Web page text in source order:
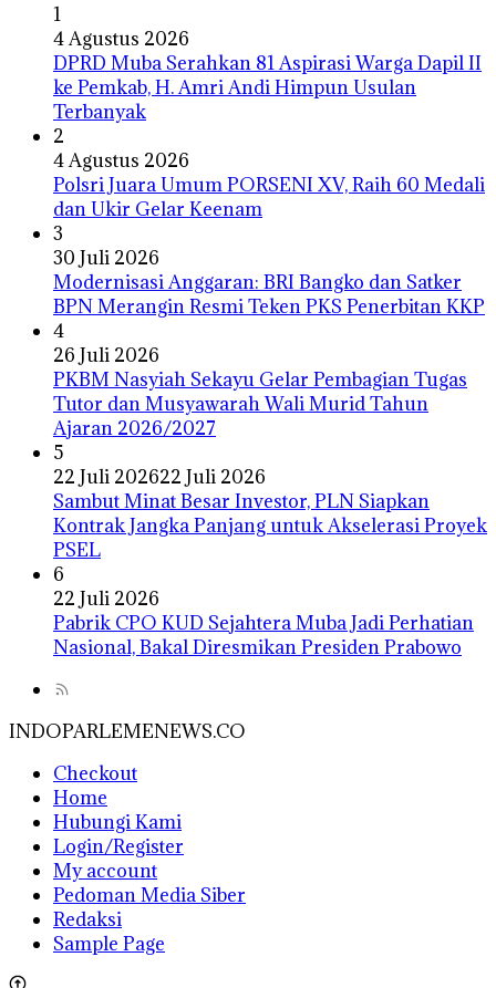
1
4 Agustus 2026
DPRD Muba Serahkan 81 Aspirasi Warga Dapil II
ke Pemkab, H. Amri Andi Himpun Usulan
Terbanyak
2
4 Agustus 2026
Polsri Juara Umum PORSENI XV, Raih 60 Medali
dan Ukir Gelar Keenam
3
30 Juli 2026
Modernisasi Anggaran: BRI Bangko dan Satker
BPN Merangin Resmi Teken PKS Penerbitan KKP
4
26 Juli 2026
PKBM Nasyiah Sekayu Gelar Pembagian Tugas
Tutor dan Musyawarah Wali Murid Tahun
Ajaran 2026/2027
5
22 Juli 202622 Juli 2026
Sambut Minat Besar Investor, PLN Siapkan
Kontrak Jangka Panjang untuk Akselerasi Proyek
PSEL
6
22 Juli 2026
Pabrik CPO KUD Sejahtera Muba Jadi Perhatian
Nasional, Bakal Diresmikan Presiden Prabowo
INDOPARLEMENEWS.CO
Checkout
Home
Hubungi Kami
Login/Register
My account
Pedoman Media Siber
Redaksi
Sample Page